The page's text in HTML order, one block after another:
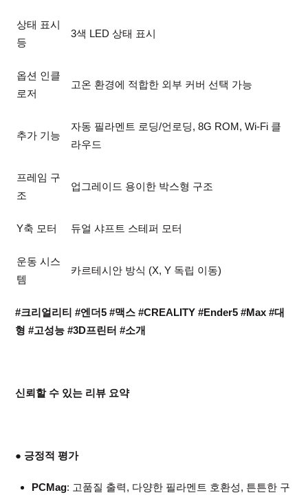
상태 표시
등
3색 LED 상태 표시
옵션 인클
로저
고온 환경에 적합한 외부 커버 선택 가능
추가 기능
자동 필라멘트 로딩/언로딩, 8G ROM, Wi-Fi 클
라우드
프레임 구
조
업그레이드 용이한 박스형 구조
Y축 모터 듀얼 샤프트 스테퍼 모터
운동 시스
템
카르테시안 방식 (X, Y 독립 이동)
#크리얼리티 #엔더5 #맥스 #CREALITY #Ender5 #Max #대
형 #고성능 #3D프린터 #소개
신뢰할 수 있는 리뷰 요약
● 긍정적 평가
PCMag: 고품질 출력, 다양한 필라멘트 호환성, 튼튼한 구